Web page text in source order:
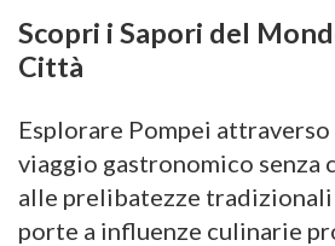
Scopri i Sapori del
Città
Esplorare Pompei attraverso
viaggio gastronomico senza
alle prelibatezze tradizionali
porte a influenze culinarie